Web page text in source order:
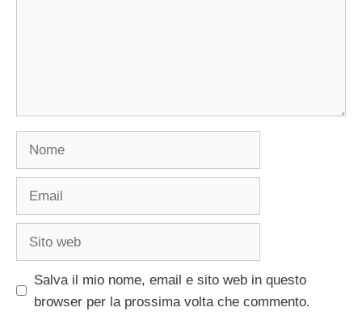
Salva il mio nome, email e sito web in questo
browser per la prossima volta che commento.